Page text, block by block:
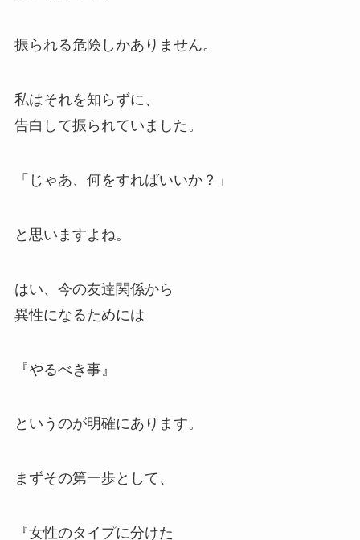
振られる危険しかありません。
私はそれを知らずに、
告白して振られていました。
「じゃあ、何をすればいいか？」
と思いますよね。
はい、今の友達関係から
異性になるためには
『やるべき事』
というのが明確にあります。
まずその第一歩として、
『女性のタイプに分けた